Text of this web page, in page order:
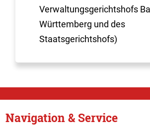
Verwaltungsgerichtshofs
Württemberg und des
Staatsgerichtshofs)
Navigation & Service